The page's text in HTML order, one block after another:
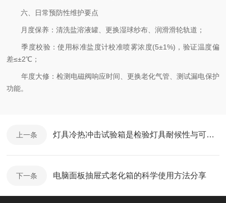
六、日常预防性维护要点
月度保养：清洗盐溶液罐、更换湿球纱布、润滑滑轮轨道；
季度校验：使用标准盐度计校准喷雾浓度(5±1%)，验证温度偏
差≤±2℃；
年度大修：检测电磁阀响应时间、更换老化气管、测试漏电保护
功能。
上一条 灯具冷热冲击试验箱是检验灯具耐候性与可靠性的关键环节
下一条 电脑面板抽屉式老化箱的科学使用方法分享